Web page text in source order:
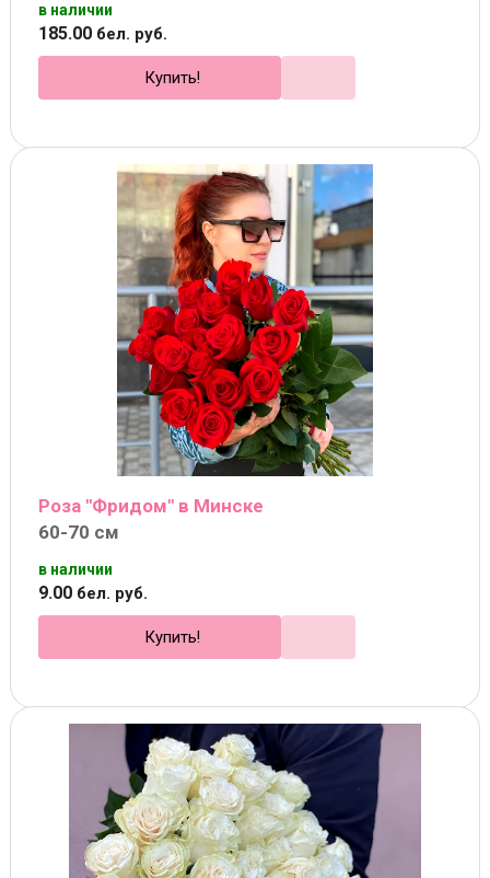
в наличии
185.00 бел. руб.
Купить!
Роза "Фридом" в Минске
60-70 см
в наличии
9.00 бел. руб.
Купить!